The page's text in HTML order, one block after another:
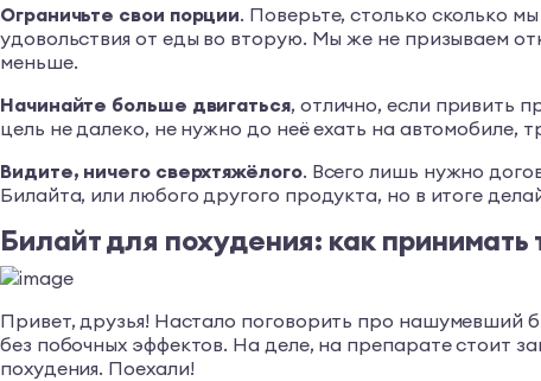
Ограничьте свои порции. Поверьте, столько сколько
удовольствия от еды во вторую. Мы же не призываем
меньше.
Начинайте больше двигаться, отлично, если привить
цель не далеко, не нужно до неё ехать на автомобиле,
Видите, ничего сверхтяжёлого. Всего лишь нужно
Билайта, или любого другого продукта, но в итоге
Билайт для похудения: как
Привет, друзья! Настало поговорить про нашумевший
без побочных эффектов. На деле, на препарате стоит
похудения. Поехали!